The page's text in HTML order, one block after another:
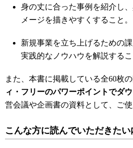
身の丈に合った事例を紹介し
メージを描きやすくすること。
新規事業を立ち上げるための
実践的なノウハウを解説するこ
また、本書に掲載している全60枚の
ィ・フリーのパワーポイントでダ
営会議や企画書の資料として、ご使
こんな方に読んでいただきたい